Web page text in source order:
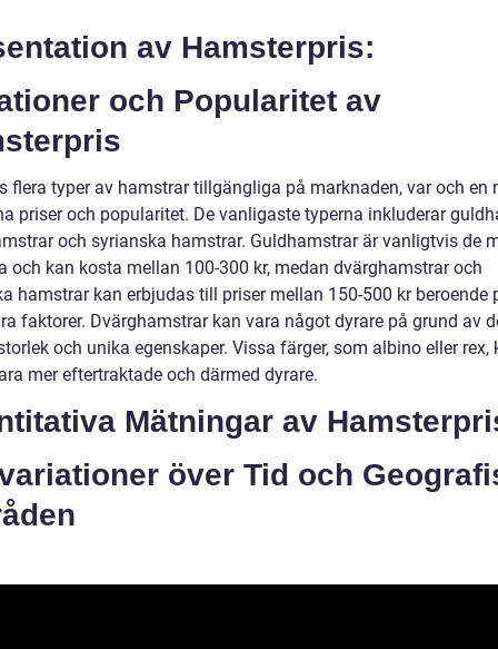
av Hamsterpris:
och Popularitet av
flera typer av hamstrar tillgängliga på marknaden, var och en
priser och popularitet. De vanligaste typerna inkluderar
och syrianska hamstrar. Guldhamstrar är vanligtvis de
och kan kosta mellan 100-300 kr, medan dvärghamstrar och
hamstrar kan erbjudas till priser mellan 150-500 kr beroende
faktorer. Dvärghamstrar kan vara något dyrare på grund av
och unika egenskaper. Vissa färger, som albino eller rex,
mer eftertraktade och därmed dyrare.
Mätningar av
över Tid och